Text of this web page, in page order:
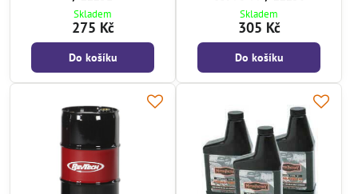
Skladem
275 Kč
Do košíku
Skladem
305 Kč
Do košíku